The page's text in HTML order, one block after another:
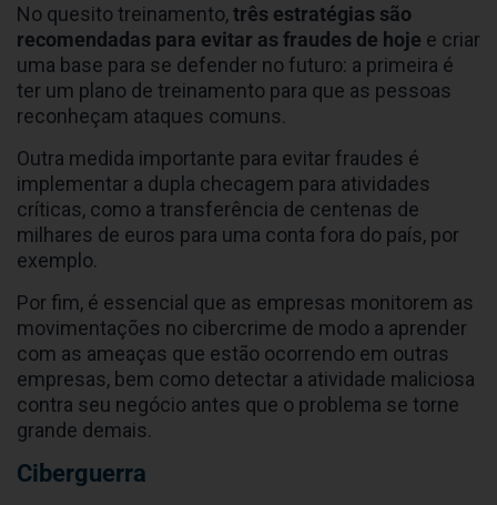
No quesito treinamento,três estratégias são
recomendadas para evitar as fraudes de hoje e criar
uma base para se defender no futuro: a primeira é
ter um plano de treinamento para que as pessoas
reconheçam ataques comuns.
Outra medida importante para evitar fraudes é
implementar a dupla checagem para atividades
críticas, como a transferência de centenas de
milhares de euros para uma conta fora do país, por
exemplo.
Por fim, é essencial que as empresas monitorem as
movimentações no cibercrime de modo a aprender
com as ameaças que estão ocorrendo em outras
empresas, bem como detectar a atividade maliciosa
contra seu negócio antes que o problema se torne
grande demais.
Ciberguerra